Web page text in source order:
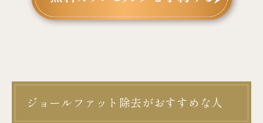
ジョールファット除去がおすすめな人